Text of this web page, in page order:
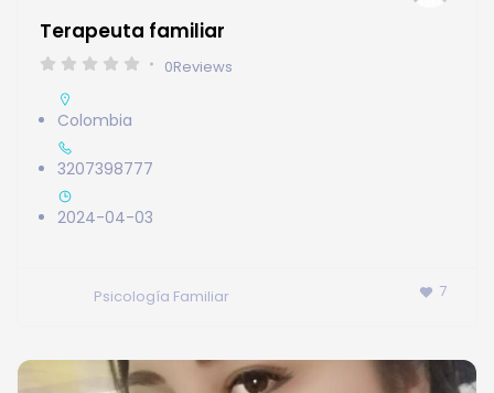
Terapeuta familiar
0Reviews
Colombia
3207398777
2024-04-03
Psicología Familiar 7